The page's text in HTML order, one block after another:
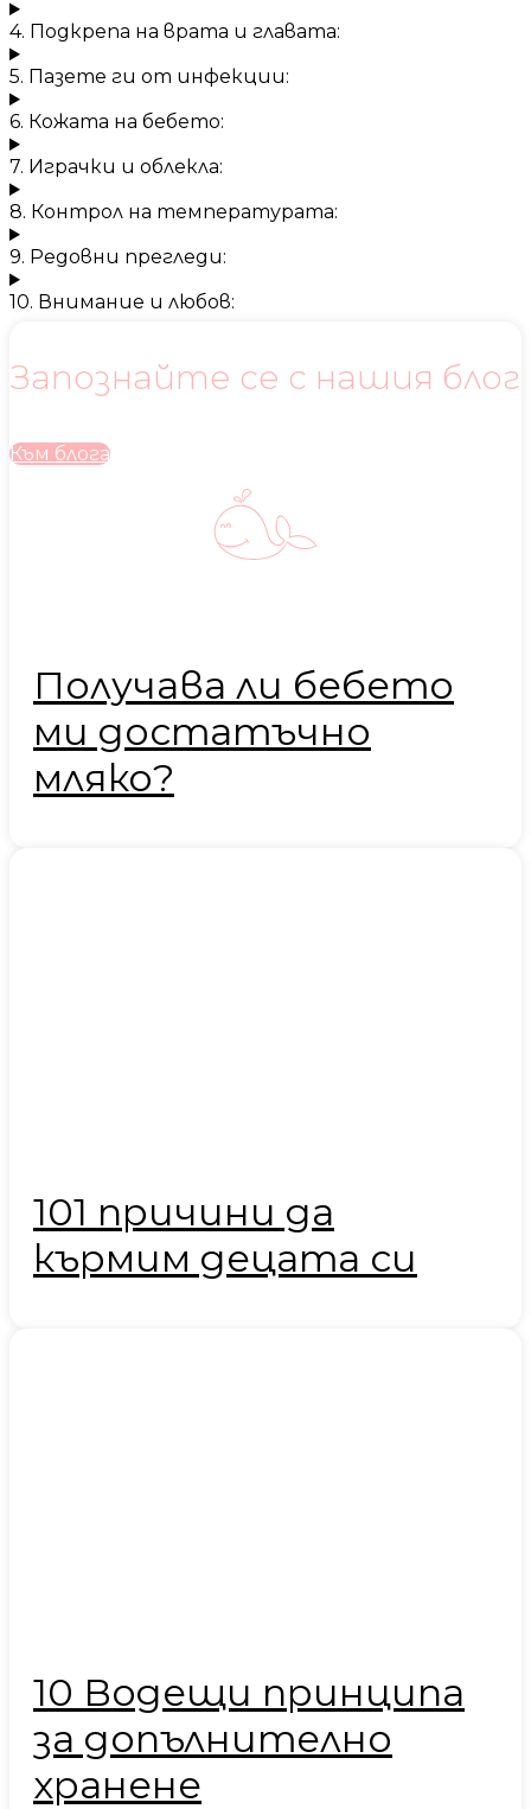
4. Подкрепа на врата и главата:
5. Пазете ги от инфекции:
6. Кожата на бебето:
7. Играчки и облекла:
8. Контрол на температурата:
9. Редовни прегледи:
10. Внимание и любов:
Запознайте се с нашия блог
Към блога
Получава ли бебето
ми достатъчно
мляко?
101 причини да
кърмим децата си
10 Водещи принципа
за допълнително
хранене